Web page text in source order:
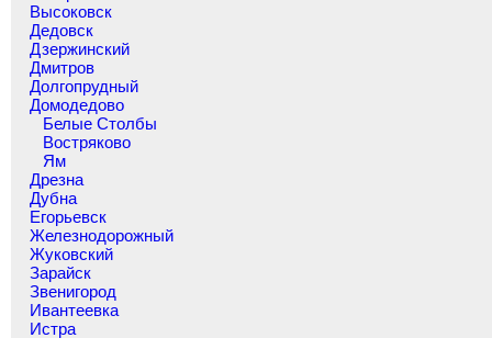
Высоковск
Дедовск
Дзержинский
Дмитров
Долгопрудный
Домодедово
Белые Столбы
Востряково
Ям
Дрезна
Дубна
Егорьевск
Железнодорожный
Жуковский
Зарайск
Звенигород
Ивантеевка
Истра